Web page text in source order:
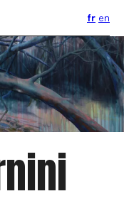
fr en